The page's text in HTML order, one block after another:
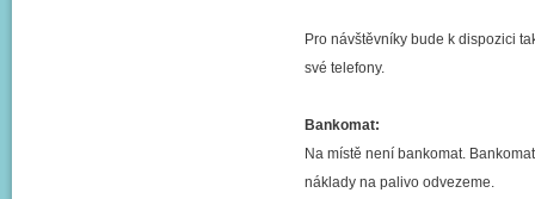
Pro návštěvníky bude k dispozici
své telefony.
Bankomat:
Na místě není bankomat.
náklady na palivo odvezeme.